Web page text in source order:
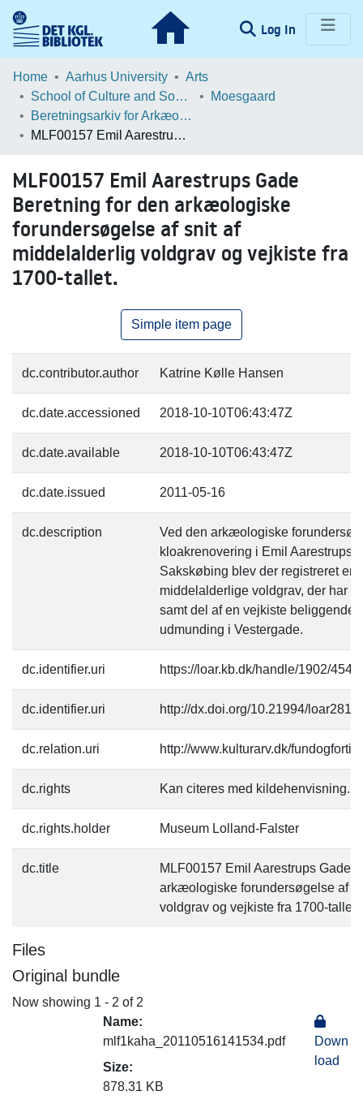
Log In (current)
Communities & Collections
Statistics
Home Aarhus University
Arts
School of Culture and Society
Moesgaard
Beretningsarkiv for Arkæologiske Undersøgelser
MLF00157 Emil Aarestrups Gade Beretning for den arkæologiske forundersøgelse af snit af middelalderlig voldgrav og vejkiste fra 1700-tallet.
MLF00157 Emil Aarestrups Gade
Beretning for den arkæologiske
forundersøgelse af snit af
middelalderlig voldgrav og vejkiste fra
1700-tallet.
Simple item page
dc.contributor.author Katrine Kølle Hansen
dc.date.accessioned 2018-10-10T06:43:47Z
dc.date.available 2018-10-10T06:43:47Z
dc.date.issued 2011-05-16
dc.description
Ved den arkæologiske
kloakrenovering i Emil Aarestrups
Sakskøbing blev der registreret en
middelalderlige voldgrav, der har
samt del af en vejkiste beliggende
udmunding i Vestergade.
dc.identifier.uri https://loar.kb.dk/handle/1902/454
dc.identifier.uri http://dx.doi.org/10.21994/loar281
dc.relation.uri http://www.kulturarv.dk/
dc.rights Kan citeres med kildehenvisning.
dc.rights.holder Museum Lolland-Falster
dc.title
MLF00157 Emil Aarestrups Gade
arkæologiske forundersøgelse af
voldgrav og vejkiste fra 1700-tallet.
Files
Original bundle
Now showing 1 - 2 of 2
Name:
mlf1kaha_20110516141534.pdf
Size:
878.31 KB
Down
load